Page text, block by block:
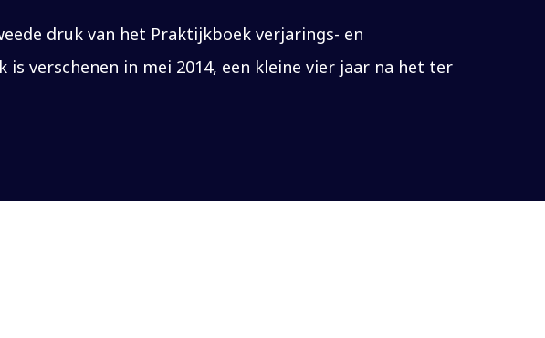
druk van het Praktijkboek verjarings- en
verschenen in mei 2014, een kleine vier jaar na het ter